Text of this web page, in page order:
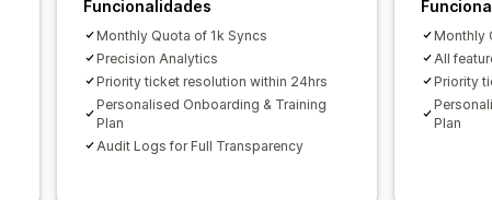
Funcionalidades
Monthly Quota of 1k Syncs
Precision Analytics
Priority ticket resolution within 24hrs
Personalised Onboarding & Training
Plan
Audit Logs for Full Transparency
Monthly
All
Priority
Plan